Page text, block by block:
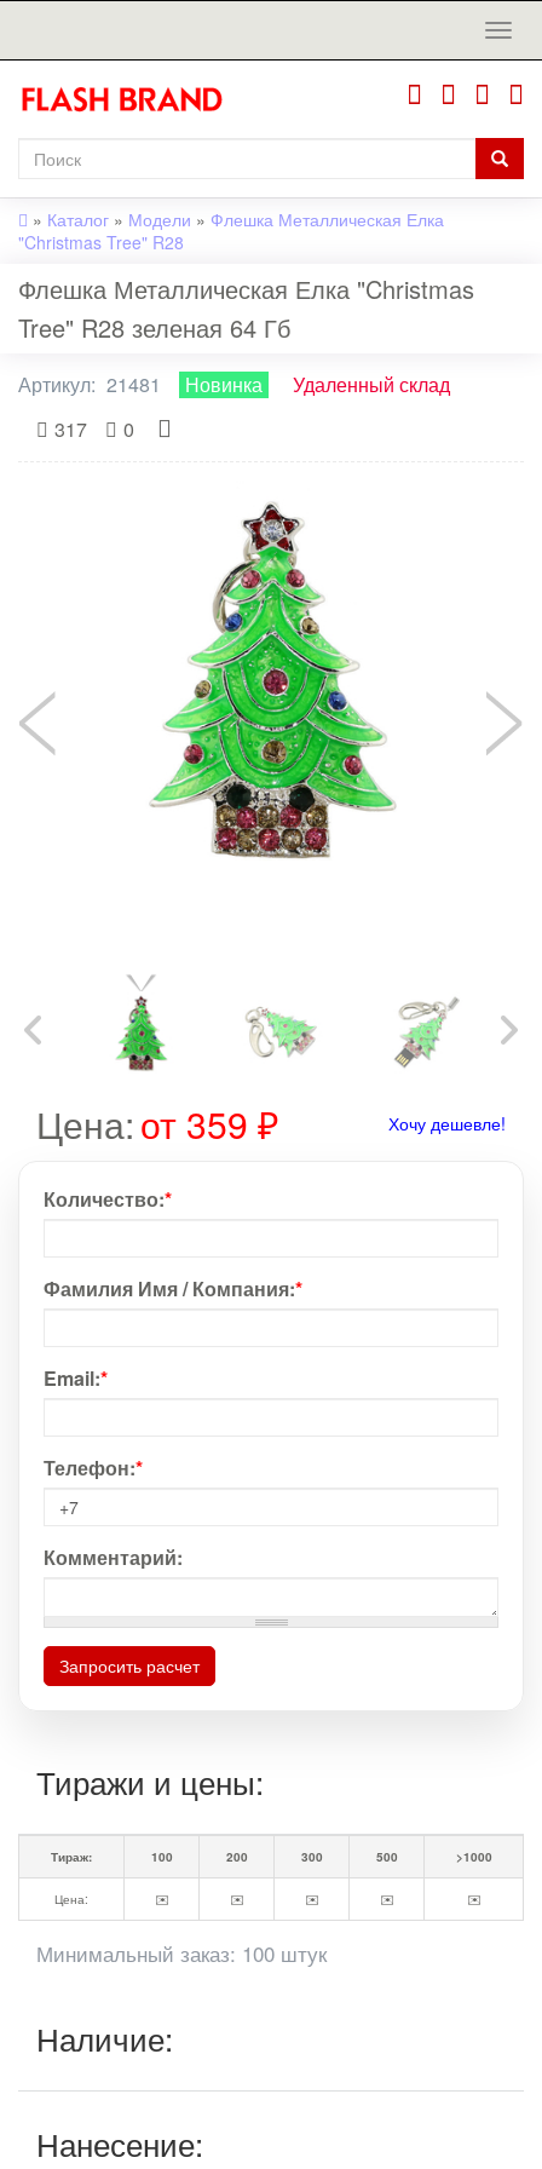
» Каталог » Модели » Флешка Металлическая Елка
"Christmas Tree" R28
Флешка Металлическая Елка "Christmas
Tree" R28 зеленая 64 Гб
Артикул: 21481 Новинка
Удаленный склад
317
0
Цена:от 359 ₽ Хочу дешевле!
Количество:*
Фамилия Имя / Компания:*
Email:*
Телефон:*
Комментарий:
Запросить расчет
Тиражи и цены:
Тираж: 100 200 300 500 >1000
Цена: ✉️ ✉️ ✉️ ✉️ ✉️
Минимальный заказ: 100 штук
Наличие:
Нанесение: